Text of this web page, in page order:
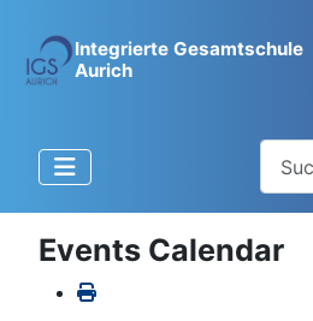
Integrierte Gesamtschule
Aurich
Events Calendar